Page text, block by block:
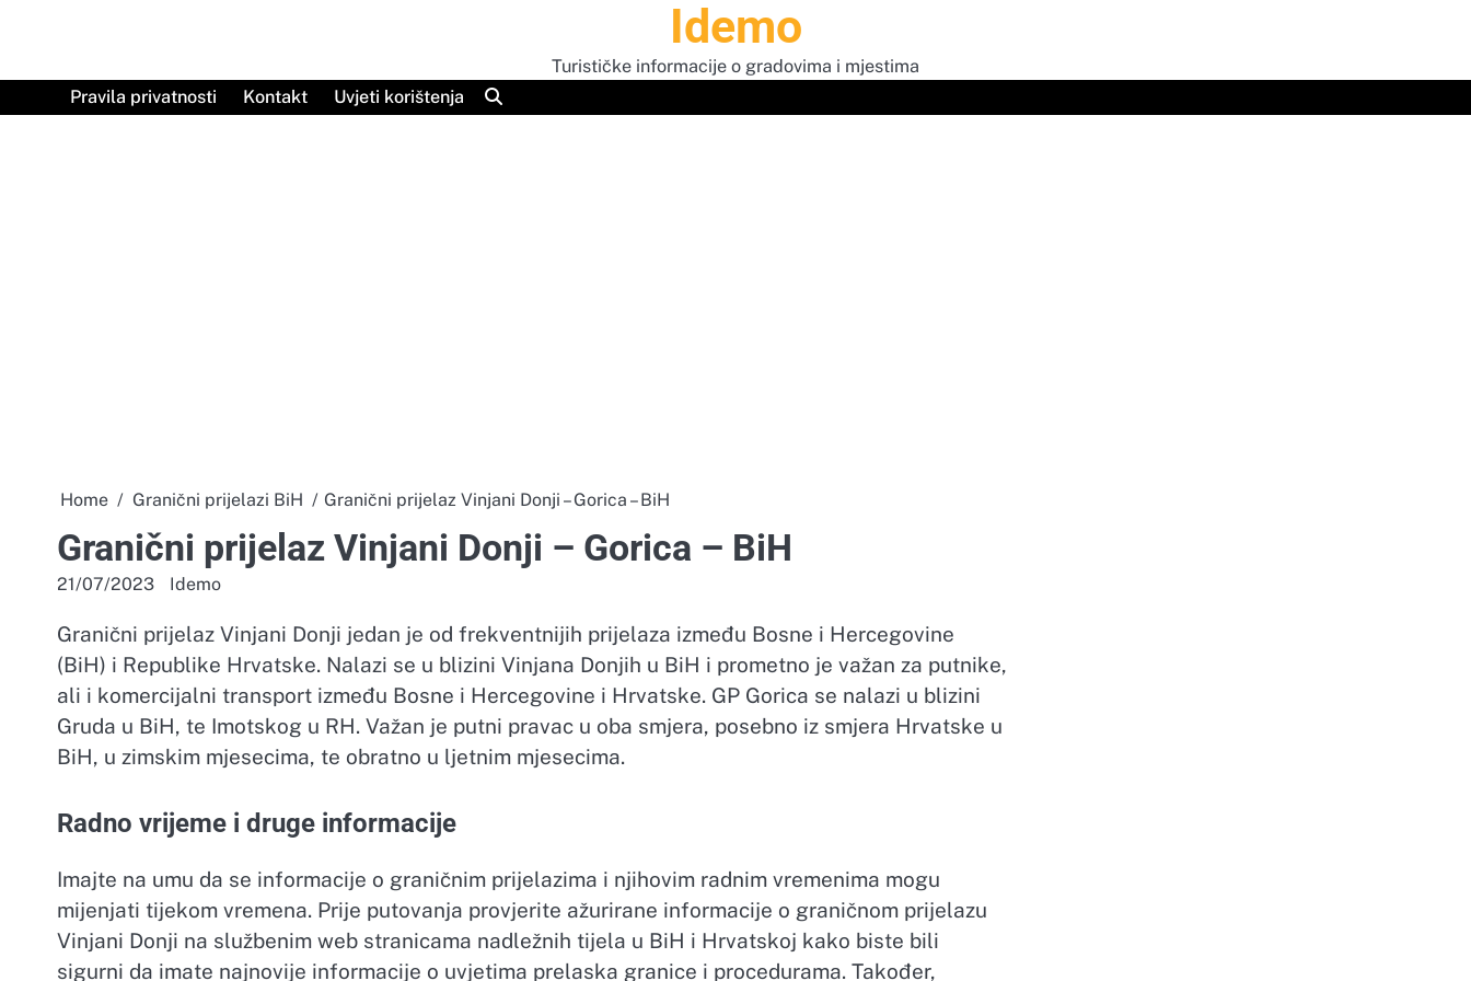
Idemo
Turističke informacije o gradovima i mjestima
Pravila privatnosti
Kontakt Uvjeti korištenja
Home Granični prijelazi BiH Granični prijelaz Vinjani Donji – Gorica – BiH
Granični prijelaz Vinjani Donji – Gorica – BiH
21/07/2023 Idemo
Granični prijelaz Vinjani Donji jedan je od frekventnijih prijelaza između Bosne i Hercegovine
(BiH) i Republike Hrvatske. Nalazi se u blizini Vinjana Donjih u BiH i prometno je važan za putnike,
ali i komercijalni transport između Bosne i Hercegovine i Hrvatske. GP Gorica se nalazi u blizini
Gruda u BiH, te Imotskog u RH. Važan je putni pravac u oba smjera, posebno iz smjera Hrvatske u
BiH, u zimskim mjesecima, te obratno u ljetnim mjesecima.
Radno vrijeme i druge informacije
Imajte na umu da se informacije o graničnim prijelazima i njihovim radnim vremenima mogu
mijenjati tijekom vremena. Prije putovanja provjerite ažurirane informacije o graničnom prijelazu
Vinjani Donji na službenim web stranicama nadležnih tijela u BiH i Hrvatskoj kako biste bili
sigurni da imate najnovije informacije o uvjetima prelaska granice i procedurama. Također,